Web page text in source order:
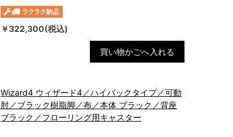
￥322,300(税込)
買い物かごへ入れる
Wizard4 ウィザード4／ハイバックタイプ／可動
肘／ブラック樹脂脚／布／本体 ブラック／背座
ブラック／フローリング用キャスター